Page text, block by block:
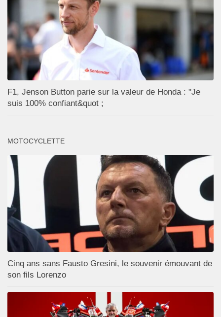
F1, Jenson Button parie sur la valeur de Honda : "Je
suis 100% confiant&quot ;
MOTOCYCLETTE
Cinq ans sans Fausto Gresini, le souvenir émouvant de
son fils Lorenzo